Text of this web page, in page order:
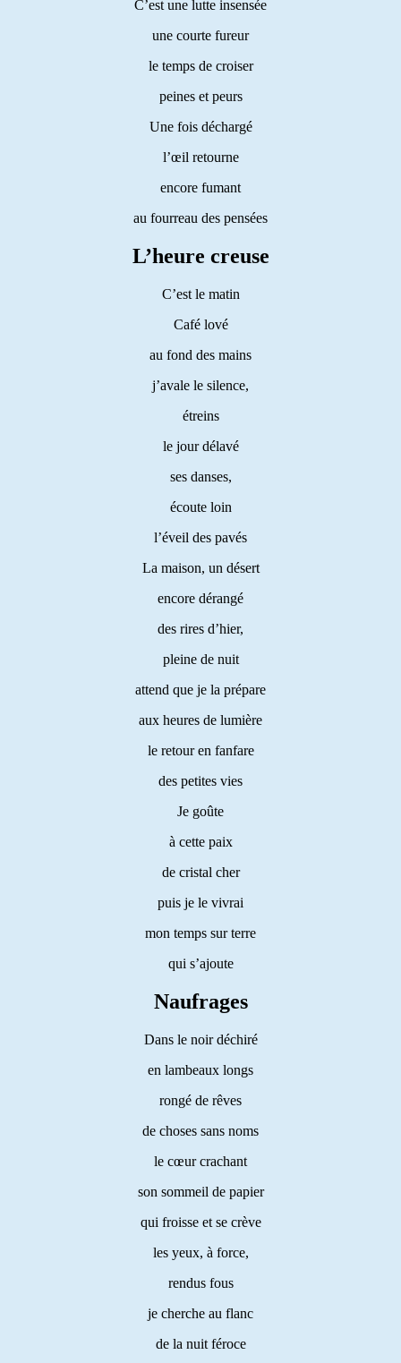
C’est une lutte insensée
une courte fureur
le temps de croiser
peines et peurs
Une fois déchargé
l’œil retourne
encore fumant
au fourreau des pensées
L’heure creuse
C’est le matin
Café lové
au fond des mains
j’avale le silence,
étreins
le jour délavé
ses danses,
écoute loin
l’éveil des pavés
La maison, un désert
encore dérangé
des rires d’hier,
pleine de nuit
attend que je la prépare
aux heures de lumière
le retour en fanfare
des petites vies
Je goûte
à cette paix
de cristal cher
puis je le vivrai
mon temps sur terre
qui s’ajoute
Naufrages
Dans le noir déchiré
en lambeaux longs
rongé de rêves
de choses sans noms
le cœur crachant
son sommeil de papier
qui froisse et se crève
les yeux, à force,
rendus fous
je cherche au flanc
de la nuit féroce